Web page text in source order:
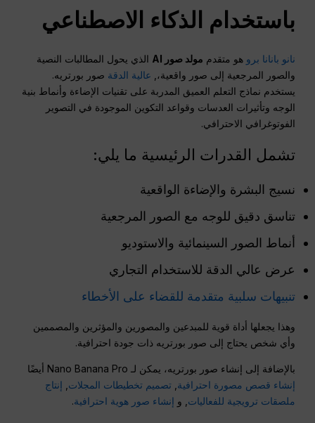
باستخدام الذكاء الاصطناعي
نانو بانانا برو هو متقدم مولد صور AI
الذي يحول المطالبات النصية
والصور المرجعية إلى صور واقعية،, عالية الدقة صور بورتريه.
يستخدم نماذج التعلم العميق المدربة على تقنيات الإضاءة وأنماط بنية
الوجه وتأثيرات العدسات وقواعد التكوين الموجودة في التصوير
الفوتوغرافي الاحترافي.
تشمل القدرات الرئيسية ما يلي:
نسيج البشرة والإضاءة الواقعية
تناسق دقيق للوجه مع الصور المرجعية
أنماط الصور السينمائية والاستوديو
عرض عالي الدقة للاستخدام التجاري
تنبيهات سلبية متقدمة للقضاء على الأخطاء
وهذا يجعلها أداة قوية للمبدعين والمصورين والمؤثرين والمصممين
وأي شخص يحتاج إلى صور بورتريه ذات جودة احترافية.
بالإضافة إلى إنشاء صور بورتريه، يمكن لـ Nano Banana Pro أيضًا
إنشاء قصص مصورة احترافية ,تصميم تخطيطات المجلات إنتاج
ملصقات ترويجية للفعاليات , و إنشاء صور هوية احترافية.